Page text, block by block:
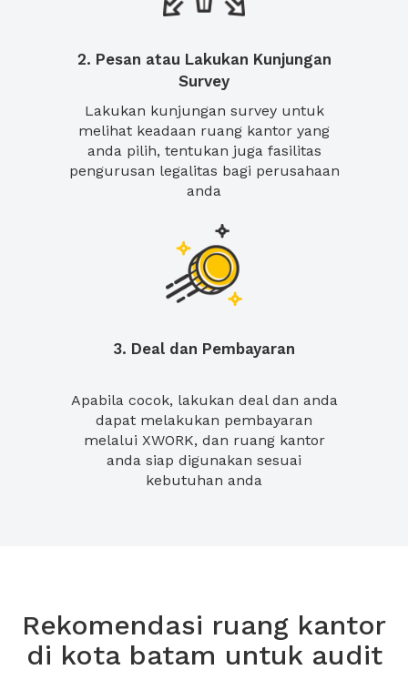
2. Pesan atau Lakukan Kunjungan
Survey
Lakukan kunjungan survey untuk
melihat keadaan ruang kantor yang
anda pilih, tentukan juga fasilitas
pengurusan legalitas bagi perusahaan
anda
3. Deal dan Pembayaran
Apabila cocok, lakukan deal dan anda
dapat melakukan pembayaran
melalui XWORK, dan ruang kantor
anda siap digunakan sesuai
kebutuhan anda
Rekomendasi ruang kantor
di kota batam untuk audit